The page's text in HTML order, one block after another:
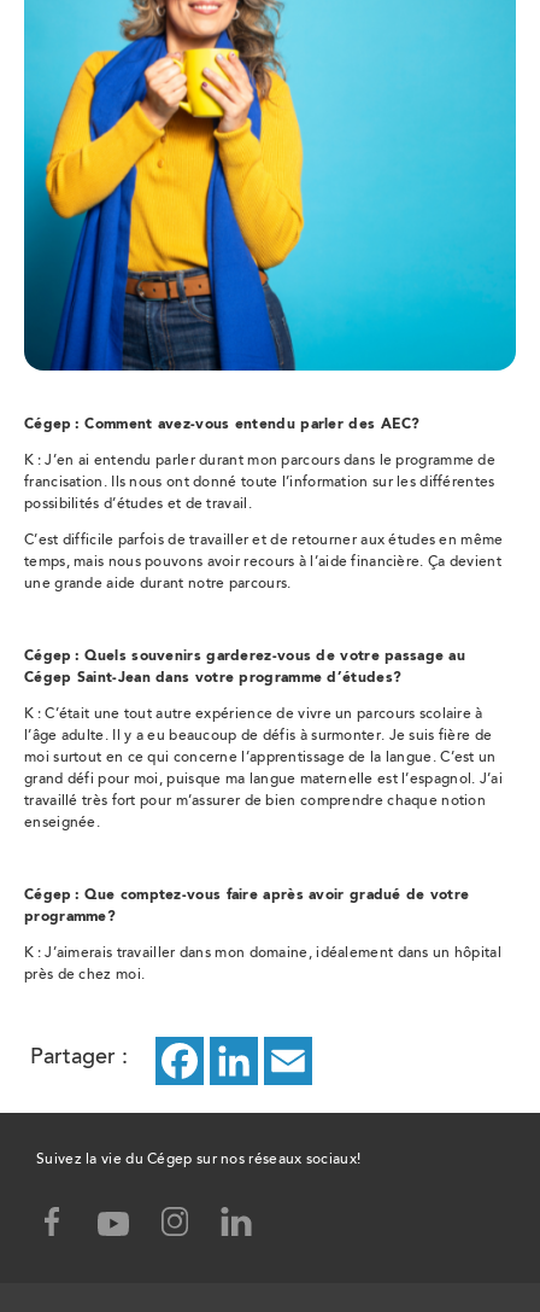
Partager : Facebook
ce
lien
ouvrira
dans
LinkedIn
ce
lien
ouvrira
lien
ouvrira
Cégep : Comment avez-vous entendu parler des AEC?
K : J’en ai entendu parler durant mon parcours dans le programme de
francisation. Ils nous ont donné toute l’information sur les différentes
possibilités d’études et de travail.
C’est difficile parfois de travailler et de retourner aux études en même
temps, mais nous pouvons avoir recours à l’aide financière. Ça devient
une grande aide durant notre parcours.
Cégep : Quels souvenirs garderez-vous de votre passage au
Cégep Saint-Jean dans votre programme d’études?
K : C’était une tout autre expérience de vivre un parcours scolaire à
l’âge adulte. Il y a eu beaucoup de défis à surmonter. Je suis fière de
moi surtout en ce qui concerne l’apprentissage de la langue. C’est un
grand défi pour moi, puisque ma langue maternelle est l’espagnol. J’ai
travaillé très fort pour m’assurer de bien comprendre chaque notion
enseignée.
Cégep : Que comptez-vous faire après avoir gradué de votre
programme?
K : J’aimerais travailler dans mon domaine, idéalement dans un hôpital
près de chez moi.
Suivez la vie du Cégep sur nos réseaux sociaux!
facebook,youtube,instagram,
linked-